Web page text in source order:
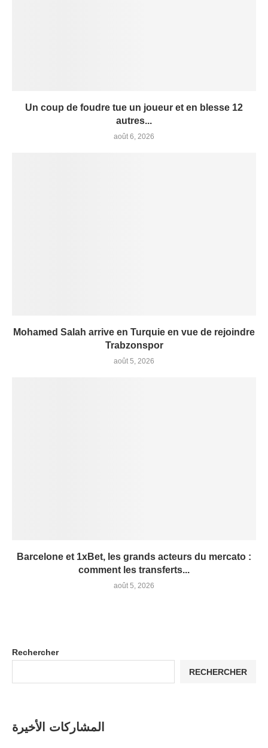
Un coup de foudre tue un joueur et en blesse 12
autres...
août 6, 2026
Mohamed Salah arrive en Turquie en vue de rejoindre
Trabzonspor
août 5, 2026
Barcelone et 1xBet, les grands acteurs du mercato :
comment les transferts...
août 5, 2026
Rechercher
RECHERCHER
المشاركات الأخيرة